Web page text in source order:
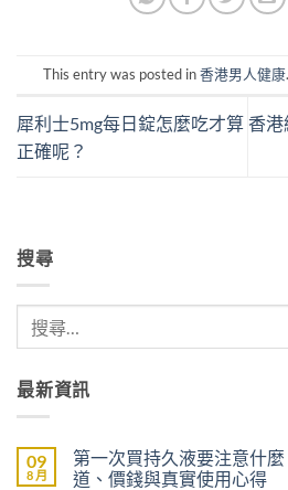
This entry was posted in香港男人健康
犀利士5mg每日錠怎麼吃才算
正確呢？
香港
搜尋
最新資訊
09
8 月
第一次買持久液要注意什
道、價錢與真實使用心得